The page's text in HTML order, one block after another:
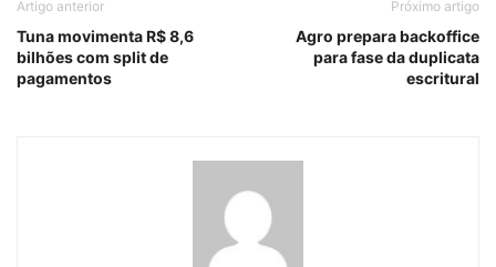
Artigo anterior
Tuna movimenta R$ 8,6
bilhões com split de
pagamentos
Próximo artigo
Agro prepara backoffice
para fase da duplicata
escritural